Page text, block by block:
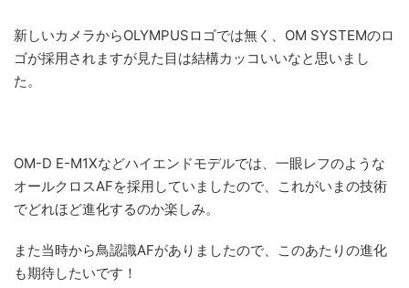
新しいカメラからOLYMPUSロゴでは無く、OM SYSTEMのロ
ゴが採用されますが見た目は結構カッコいいなと思いまし
た。
OM-D E-M1Xなどハイエンドモデルでは、一眼レフのような
オールクロスAFを採用していましたので、これがいまの技術
でどれほど進化するのか楽しみ。
また当時から鳥認識AFがありましたので、このあたりの進化
も期待したいです！